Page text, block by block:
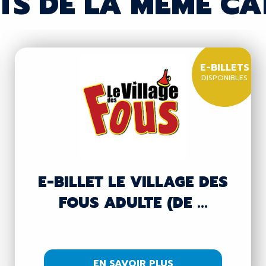
E-BILLET LE VILLAGE DES
FOUS ADULTE (DE ...
E-BILLETS
DISPONIBLES